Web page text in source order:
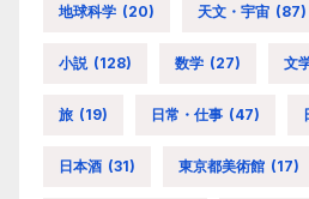
地球科学 (20) 天文・宇宙 (87)
小説 (128) 数学 (27) 文
旅 (19) 日常・仕事 (47)
日本酒 (31) 東京都美術館 (17)